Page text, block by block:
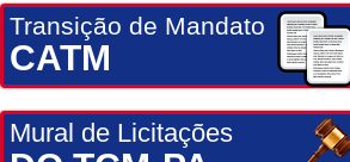
Transição de Mandato
CATM
Mural de Licitações